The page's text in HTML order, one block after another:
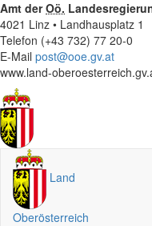
Amt derOö.
4021 Linz • Landhausplatz 1
Telefon (+43 732) 77 20-0
E-Mail post@ooe.gv.at
www.land-
Land
Oberösterreich